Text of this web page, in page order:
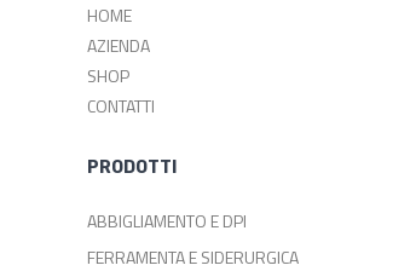
HOME
AZIENDA
SHOP
CONTATTI
PRODOTTI
ABBIGLIAMENTO E DPI
FERRAMENTA E SIDERURGICA